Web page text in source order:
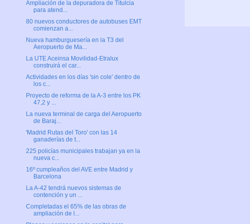
Ampliación de la depuradora de Titulcia
para atend...
80 nuevos conductores de autobuses EMT
comienzan a...
Nueva hamburguesería en la T3 del
Aeropuerto de Ma...
La UTE Aceinsa Movilidad-Etralux
construirá el car...
Actividades en los días 'sin cole' dentro de
los c...
Proyecto de reforma de la A-3 entre los PK
47,2 y ...
La nueva terminal de carga del Aeropuerto
de Baraj...
'Madrid Rutas del Toro' con las 14
ganaderías de t...
225 policías municipales trabajan ya en la
nueva c...
16º cumpleaños del AVE entre Madrid y
Barcelona
La A-42 tendrá nuevos sistemas de
contención y un ...
Completadas el 65% de las obras de
ampliación de l...